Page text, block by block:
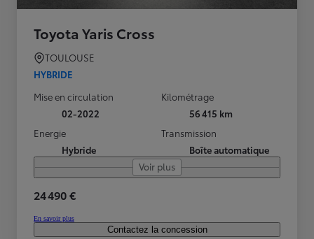
Toyota Yaris Cross
TOULOUSE
HYBRIDE
Mise en circulation
02-2022
Kilométrage
56 415 km
Energie
Hybride
Transmission
Boîte automatique
Voir plus
24 490 €
En savoir plus
Contactez la concession